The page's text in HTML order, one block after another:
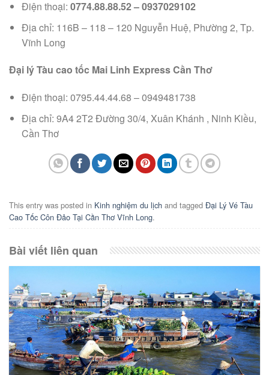
Điện thoại: 0774.88.88.52 – 0937029102
Địa chỉ: 116B – 118 – 120 Nguyễn Huệ, Phường 2, Tp.
Vĩnh Long
Đại lý Tàu cao tốc Mai Linh Express Cần Thơ
Điện thoại: 0795.44.44.68 – 0949481738
Địa chỉ: 9A4 2T2 Đường 30/4, Xuân Khánh , Ninh Kiều,
Cần Thơ
This entry was posted in Kinh nghiệm du lịch and tagged Đại Lý Vé Tàu
Cao Tốc Côn Đảo Tại Cần Thơ Vĩnh Long.
Bài viết liên quan